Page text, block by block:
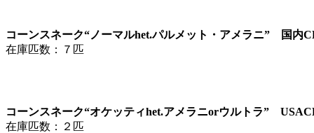
コーンスネーク“ノーマルhet.パルメット・アメラニ” 国内
在庫匹数：７匹
コーンスネーク“オケッティhet.アメラニorウルトラ”
在庫匹数：２匹